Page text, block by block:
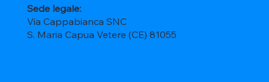
Sede legale:
Via Cappabianca SNC
S. Maria Capua Vetere (CE) 81055